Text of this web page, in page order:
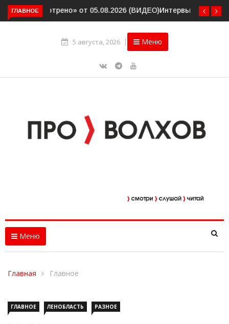
ГЛАВНОЕ
Интервью. Ирина Афанасьева о социальном контракте
5 августа, 2026